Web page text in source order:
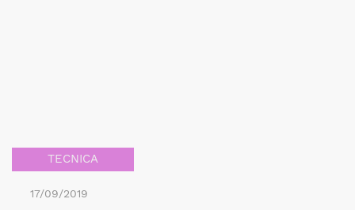
TECNICA
17/09/2019